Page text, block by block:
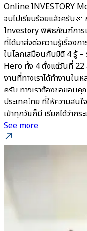
Online INVESTORY
จบไปเรียบร้อยแล้วครับ🎉
Investory พิพิธภัณฑ์การเ
ที่ได้มาส่งต่อความรู้เรื่อง
ในโลกเสมือนกับมิติ 4 รู้ –
Hero ทั้ง 4 ตั้งแต่วันที่
งานที่ทางเราได้ทำงานใ
ครับ ทางเราต้องขอขอบ
ประเทศไทย ที่ให้ความสน
เข้าทุกวันก็มี เรียกได้ว่าก
See more